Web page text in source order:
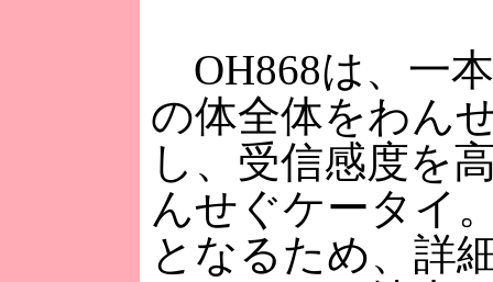
OH868は、一
の体全体をわん
し、受信感度を
んせぐケータイ
となるため、詳